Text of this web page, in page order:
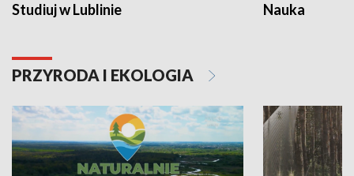
Studiuj w Lublinie Nauka
PRZYRODA I EKOLOGIA